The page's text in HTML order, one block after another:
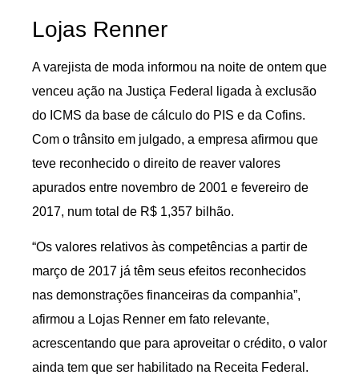
Lojas Renner
A varejista de moda informou na noite de ontem que
venceu ação na Justiça Federal ligada à exclusão
do ICMS da base de cálculo do PIS e da Cofins.
Com o trânsito em julgado, a empresa afirmou que
teve reconhecido o direito de reaver valores
apurados entre novembro de 2001 e fevereiro de
2017, num total de R$ 1,357 bilhão.
“Os valores relativos às competências a partir de
março de 2017 já têm seus efeitos reconhecidos
nas demonstrações financeiras da companhia”,
afirmou a Lojas Renner em fato relevante,
acrescentando que para aproveitar o crédito, o valor
ainda tem que ser habilitado na Receita Federal.